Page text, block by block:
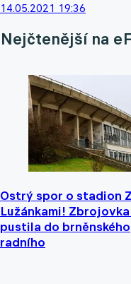
14.05.2021 19:36
Nejčtenější na
Ostrý spor o stadion
Lužánkami! Zbrojovka
pustila do brněnského
radního